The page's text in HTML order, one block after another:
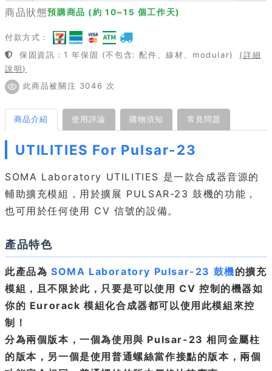
商品狀態預購商品 (約 10~15 個工作天)
付款方式：
保固資訊：1 年保固 (不包含: 配件、線材、modular)
(詳細
說明)
此商品被關注 3046 次
商品介紹 使用評論 購物須知 常見問題
UTILITIES For Pulsar-23
SOMA Laboratory UTILITIES 是一款合成器音源的
輔助擴充模組，用於擴展 PULSAR-23 鼓機的功能，
也可用於任何使用 CV 信號的設備。
產品特色
此產品為 SOMA Laboratory Pulsar-23 鼓機的擴充
模組，且不限於此，只要是可以使用 CV 控制的機器如
你的 Eurorack 模組化合成器都可以使用此模組來控
制！
分為兩個版本，一個為使用與 Pulsar-23 相同金屬柱
的版本，另一個是使用普通螺絲當作接點的版本，兩個